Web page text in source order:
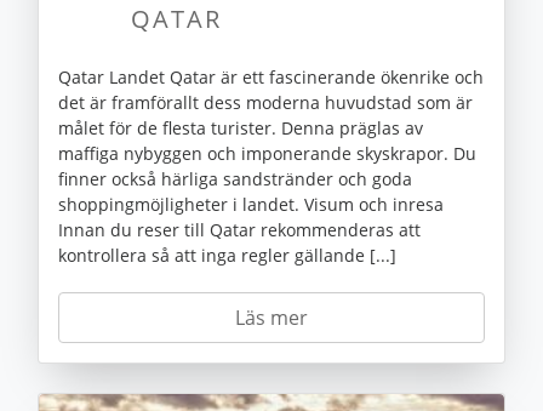
QATAR
Qatar Landet Qatar är ett fascinerande ökenrike och
det är framförallt dess moderna huvudstad som är
målet för de flesta turister. Denna präglas av
maffiga nybyggen och imponerande skyskrapor. Du
finner också härliga sandstränder och goda
shoppingmöjligheter i landet. Visum och inresa
Innan du reser till Qatar rekommenderas att
kontrollera så att inga regler gällande [...]
Läs mer